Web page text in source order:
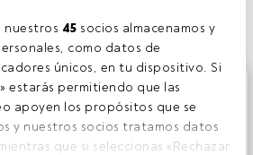
nuestros 45 socios almacenamos y
como datos de
únicos, en tu dispositivo. Si
estarás permitiendo que las
apoyen los propósitos que se
y nuestros socios tratamos datos
que si seleccionas «Rechazar
para los usuarios registrados
estás registrado, accede desde el
tienes cuenta, te invitamos a
de todo el universo que ofrece